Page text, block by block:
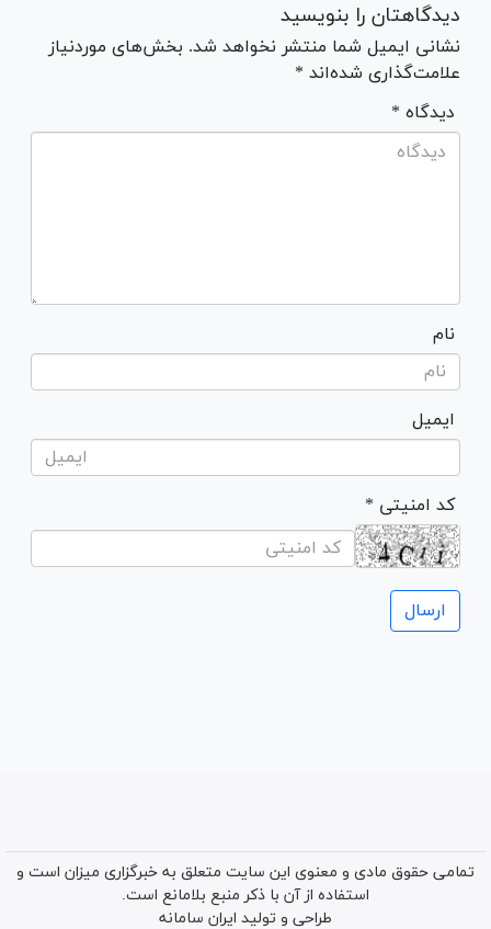
دیدگاهتان را بنویسید
نشانی ایمیل شما منتشر نخواهد شد. بخش‌های موردنیاز
علامت‌گذاری شده‌اند *
* دیدگاه
نام
ایمیل
* کد امنیتی
تمامی حقوق مادی و معنوی این سایت متعلق به خبرگزاری میزان است و
استفاده از آن با ذکر منبع بلامانع است.
طراحی و تولید ایران سامانه